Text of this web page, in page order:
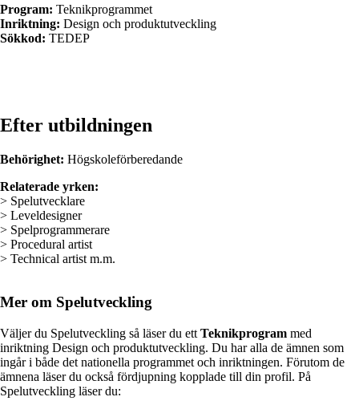
Program: Teknikprogrammet
Inriktning: Design och produktutveckling
Sökkod: TEDEP
Efter utbildningen
Behörighet: Högskoleförberedande
Relaterade yrken:
> Spelutvecklare
> Leveldesigner
> Spelprogrammerare
> Procedural artist
> Technical artist m.m.
Mer om Spelutveckling
Väljer du Spelutveckling så läser du ett Teknikprogram med
inriktning Design och produktutveckling. Du har alla de ämnen som
ingår i både det nationella programmet och inriktningen. Förutom de
ämnena läser du också fördjupning kopplade till din profil. På
Spelutveckling läser du: